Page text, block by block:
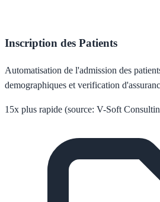
Inscription des Patients
Automatisation de l'admission des
demographiques et verification
15x plus rapide (source: V-Soft